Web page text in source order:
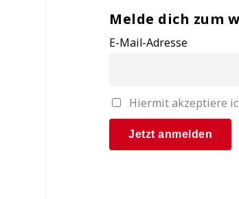
Melde dich zum
E-Mail-Adresse
Hiermit akzeptiere